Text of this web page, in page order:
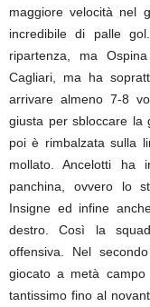
maggiore velocità nel
incredibile di palle
ripartenza, ma
Cagliari, ma ha
arrivare almeno 7-8
giusta per sbloccare la
poi è rimbalzata sulla
mollato. Ancelotti ha
panchina, ovvero lo
Insigne ed infine
destro. Così la
offensiva. Nel
giocato a metà
tantissimo fino al